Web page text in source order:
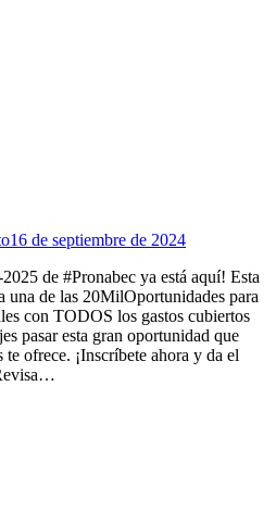
16 de septiembre de 2024
de #Pronabec ya está aquí! Esta
una de las 20MilOportunidades para
con TODOS los gastos cubiertos
pasar esta gran oportunidad que
ofrece. ¡Inscríbete ahora y da el